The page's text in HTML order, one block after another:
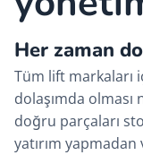
Her zaman
Tüm lift markaları
dolaşımda
doğru parçaları
yatırım